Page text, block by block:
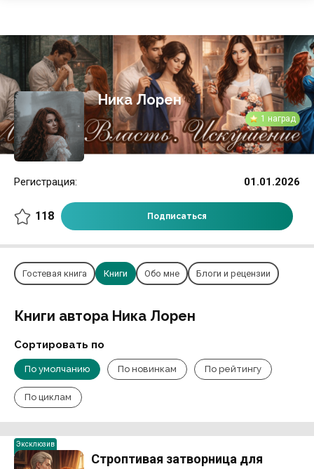
Ника Лорен
1 наград
01.01.2026
Регистрация:
118 Подписаться
Гостевая книга Книги Обо мне Блоги и рецензии
Книги автора Ника Лорен
Сортировать по
По умолчанию По новинкам По рейтингу
По циклам
Эксклюзив
Строптивая затворница для